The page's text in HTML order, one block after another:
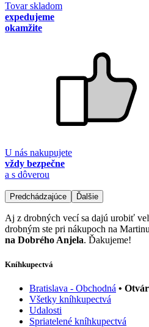
Tovar skladom
expedujeme
okamžite
U nás nakupujete
vždy bezpečne
a s dôverou
Predchádzajúce Ďalšie
Aj z drobných vecí sa dajú urobiť
drobným ste pri nákupoch na
na Dobrého Anjela. Ďakujeme!
Kníhkupectvá
Bratislava - Obchodná •
Všetky kníhkupectvá
Udalosti
Spriatelené kníhkupectvá